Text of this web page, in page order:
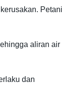
Petani
aliran air
dan